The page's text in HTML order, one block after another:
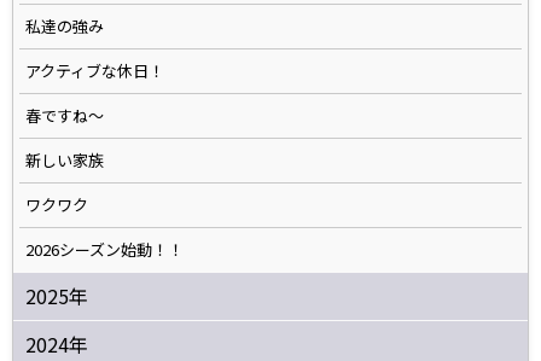
私達の強み
アクティブな休日！
春ですね〜
新しい家族
ワクワク
2026シーズン始動！！
2025年
2024年